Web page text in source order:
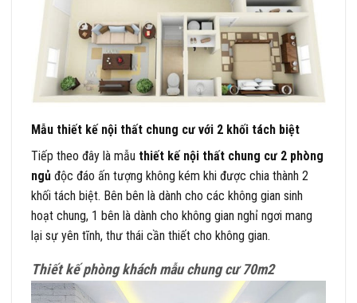
Mẫu thiết kế nội thất chung cư với 2 khối tách biệt
Tiếp theo đây là mẫu thiết kế nội thất chung cư 2 phòng
ngủ độc đáo ấn tượng không kém khi được chia thành 2
khối tách biệt. Bên bên là dành cho các không gian sinh
hoạt chung, 1 bên là dành cho không gian nghỉ ngơi mang
lại sự yên tĩnh, thư thái cần thiết cho không gian.
Thiết kế phòng khách mẫu chung cư 70m2